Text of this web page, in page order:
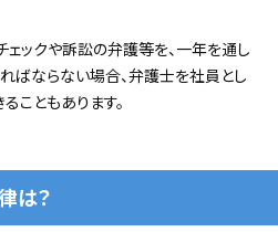
ックや訴訟の弁護等を、一年を通し
ばならない場合、弁護士を社員とし
こともあります。
は？